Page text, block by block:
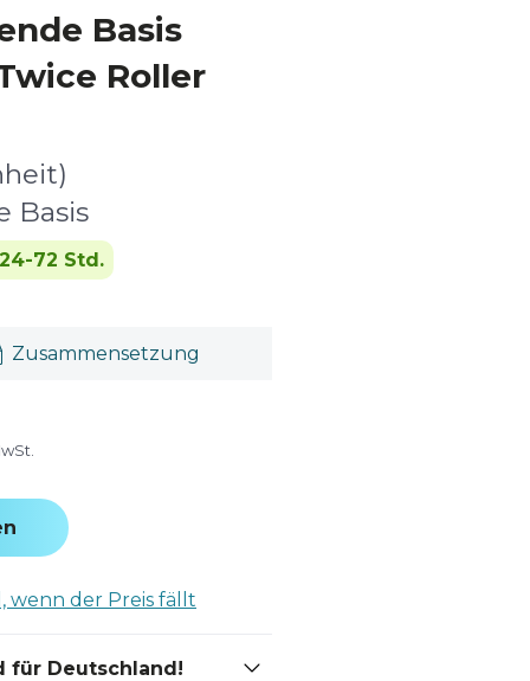
Basis
Roller
Basis
72 Std.
Zusammensetzung
wenn der Preis fällt
für Deutschland!